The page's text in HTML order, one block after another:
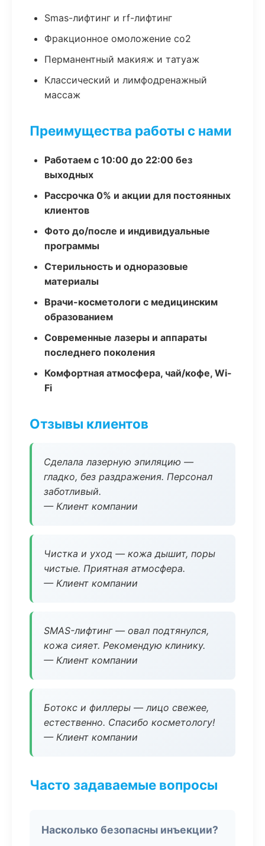
Smas-лифтинг и rf-лифтинг
Фракционное омоложение co2
Перманентный макияж и татуаж
Классический и лимфодренажный
массаж
Преимущества работы с нами
Работаем с 10:00 до 22:00 без
выходных
Рассрочка 0% и акции для постоянных
клиентов
Фото до/после и индивидуальные
программы
Стерильность и одноразовые
материалы
Врачи-косметологи с медицинским
образованием
Современные лазеры и аппараты
последнего поколения
Комфортная атмосфера, чай/кофе, Wi-
Fi
Отзывы клиентов
Сделала лазерную эпиляцию —
гладко, без раздражения. Персонал
заботливый.
— Клиент компании
Чистка и уход — кожа дышит, поры
чистые. Приятная атмосфера.
— Клиент компании
SMAS-лифтинг — овал подтянулся,
кожа сияет. Рекомендую клинику.
— Клиент компании
Ботокс и филлеры — лицо свежее,
естественно. Спасибо косметологу!
— Клиент компании
Часто задаваемые вопросы
Насколько безопасны инъекции?